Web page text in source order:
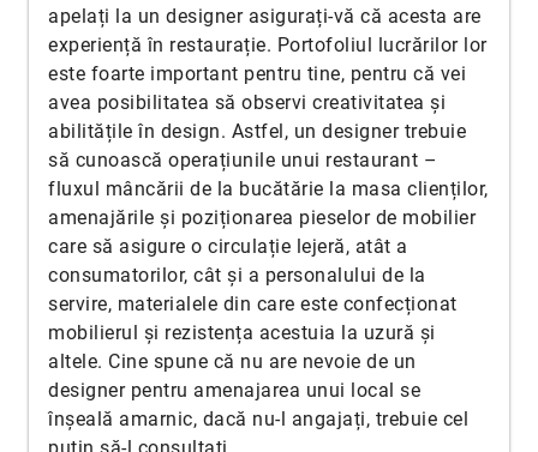
apelați la un designer asigurați-vă că acesta are
experiență în restaurație. Portofoliul lucrărilor lor
este foarte important pentru tine, pentru că vei
avea posibilitatea să observi creativitatea și
abilitățile în design. Astfel, un designer trebuie
să cunoască operațiunile unui restaurant –
fluxul mâncării de la bucătărie la masa clienților,
amenajările și poziționarea pieselor de mobilier
care să asigure o circulație lejeră, atât a
consumatorilor, cât și a personalului de la
servire, materialele din care este confecționat
mobilierul și rezistența acestuia la uzură și
altele. Cine spune că nu are nevoie de un
designer pentru amenajarea unui local se
înșeală amarnic, dacă nu-l angajați, trebuie cel